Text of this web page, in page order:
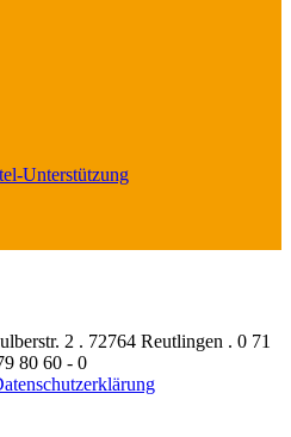
Unterstützung
2 . 72764 Reutlingen . 0 71
80 60 - 0